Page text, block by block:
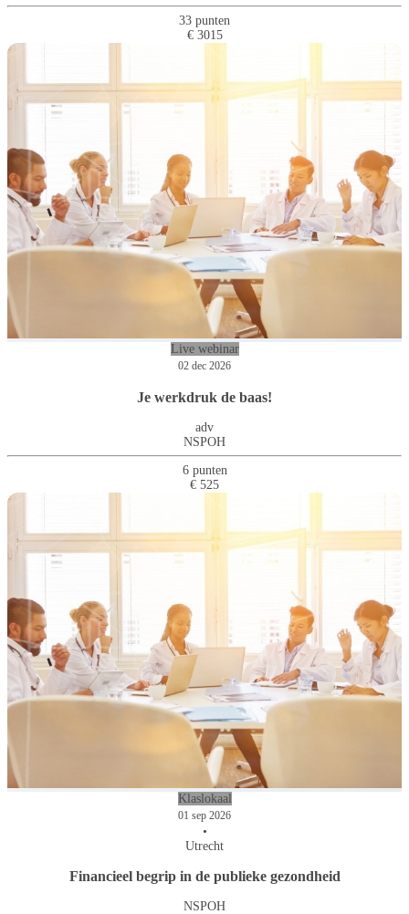
33 punten
€ 3015
Live webinar
02 dec 2026
Je werkdruk de baas!
adv
NSPOH
6 punten
€ 525
Klaslokaal
01 sep 2026
•
Utrecht
Financieel begrip in de publieke gezondheid
NSPOH